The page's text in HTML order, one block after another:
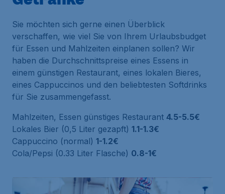
Sie möchten sich gerne einen Überblick
verschaffen, wie viel Sie von Ihrem Urlaubsbudget
für Essen und Mahlzeiten einplanen sollen? Wir
haben die Durchschnittspreise eines Essens in
einem günstigen Restaurant, eines lokalen Bieres,
eines Cappuccinos und den beliebtesten Softdrinks
für Sie zusammengefasst.
Mahlzeiten, Essen günstiges Restaurant 4.5-5.5€
Lokales Bier (0,5 Liter gezapft) 1.1-1.3€
Cappuccino (normal) 1-1.2€
Cola/Pepsi (0.33 Liter Flasche) 0.8-1€